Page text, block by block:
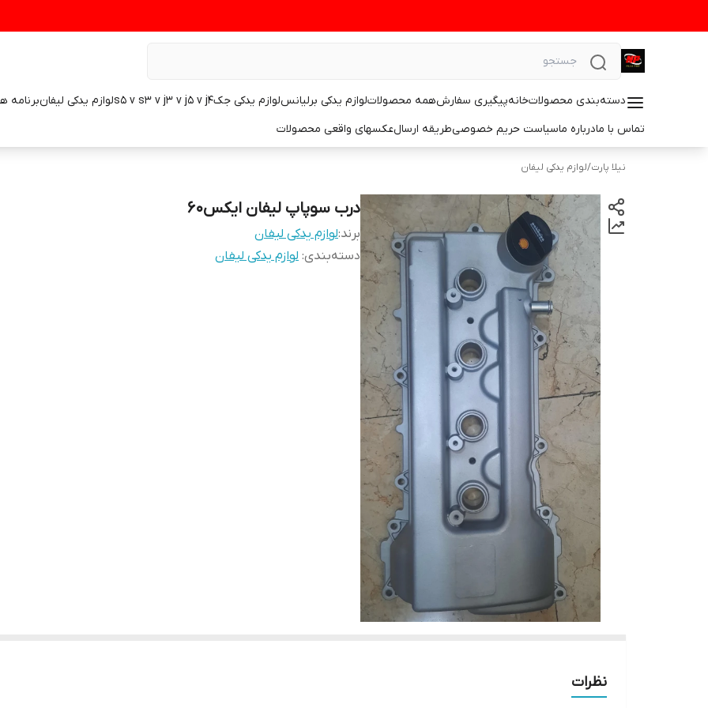
دسته‌بندی محصولاتخانهپیگیری سفارشهمه محصولاتلوازم یدکی برلیانسلوازم یدکی جکs5 v s3 v j3 v j5 v j4 لوازم یدکی لیفانبرنامه
تماس با مادرباره ماسیاست حریم خصوصیطریقه ارسالعکسهای واقعی محصولات
نیلا پارت/لوازم یدکی لیفان
درب سوپاپ لیفان ایکس۶۰
برند:لوازم یدکی لیفان
دسته‌بندی: لوازم یدکی لیفان
نظرات